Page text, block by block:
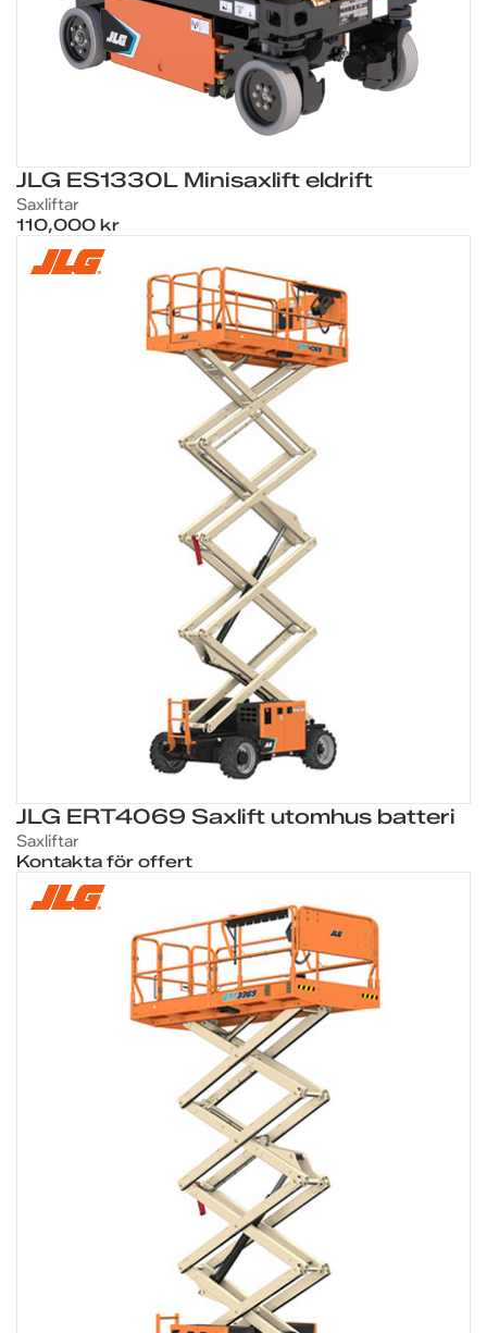
JLG ES1330L Minisaxlift eldrift
Saxliftar
110,000 kr
JLG ERT4069 Saxlift utomhus batteri
Saxliftar
Kontakta för offert